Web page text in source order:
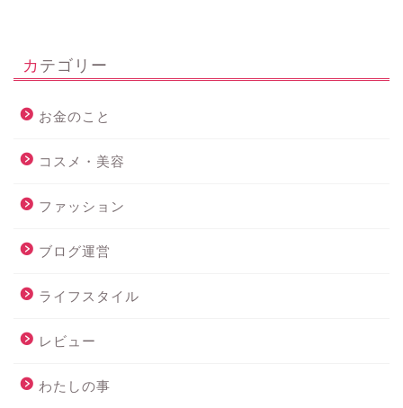
カテゴリー
お金のこと
コスメ・美容
ファッション
ブログ運営
ライフスタイル
レビュー
わたしの事